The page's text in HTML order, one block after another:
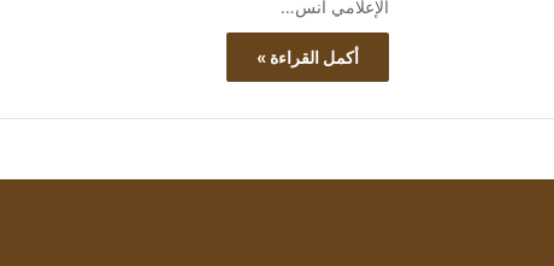
الإعلامي أنس…
أكمل القراءة »